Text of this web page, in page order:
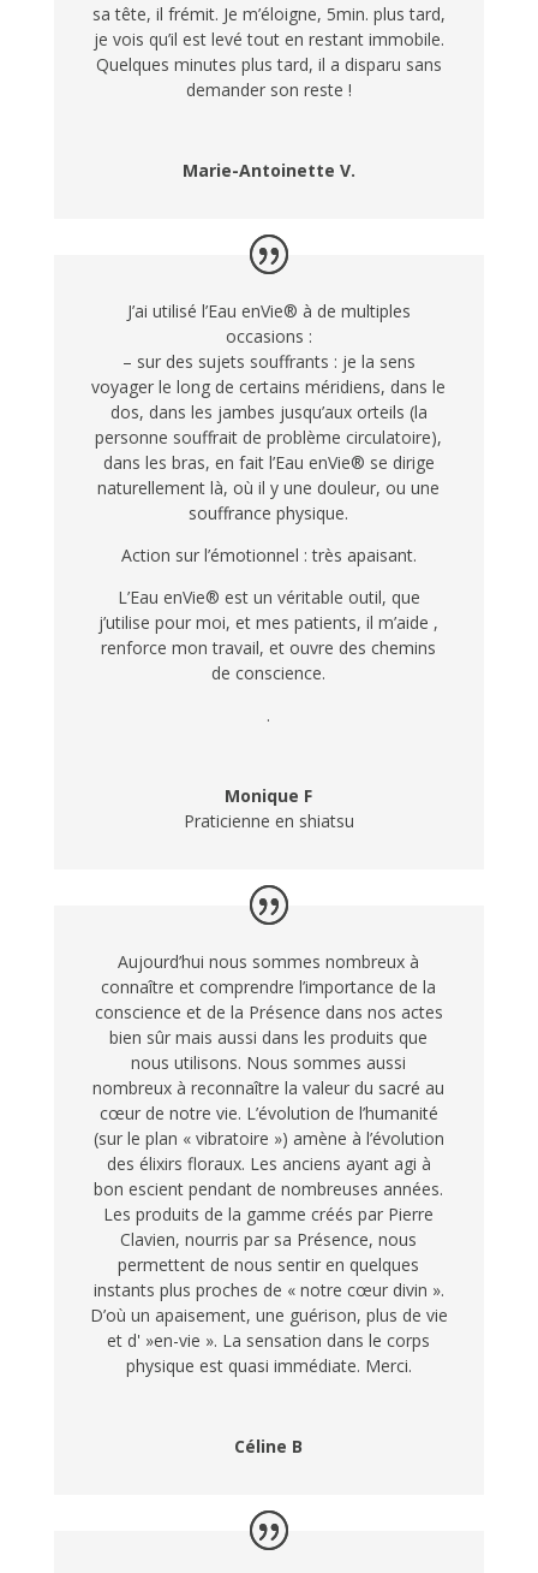
sa tête, il frémit. Je m’éloigne, 5min. plus tard,
je vois qu’il est levé tout en restant immobile.
Quelques minutes plus tard, il a disparu sans
demander son reste !
Marie-Antoinette V.
J’ai utilisé l’Eau enVie® à de multiples
occasions :
– sur des sujets souffrants : je la sens
voyager le long de certains méridiens, dans le
dos, dans les jambes jusqu’aux orteils (la
personne souffrait de problème circulatoire),
dans les bras, en fait l’Eau enVie® se dirige
naturellement là, où il y une douleur, ou une
souffrance physique.
Action sur l’émotionnel : très apaisant.
L’Eau enVie® est un véritable outil, que
j’utilise pour moi, et mes patients, il m’aide ,
renforce mon travail, et ouvre des chemins
de conscience.
.
Monique F
Praticienne en shiatsu
Aujourd’hui nous sommes nombreux à
connaître et comprendre l’importance de la
conscience et de la Présence dans nos actes
bien sûr mais aussi dans les produits que
nous utilisons. Nous sommes aussi
nombreux à reconnaître la valeur du sacré au
cœur de notre vie. L’évolution de l’humanité
(sur le plan « vibratoire ») amène à l’évolution
des élixirs floraux. Les anciens ayant agi à
bon escient pendant de nombreuses années.
Les produits de la gamme créés par Pierre
Clavien, nourris par sa Présence, nous
permettent de nous sentir en quelques
instants plus proches de « notre cœur divin ».
D’où un apaisement, une guérison, plus de vie
et d' »en-vie ». La sensation dans le corps
physique est quasi immédiate. Merci.
Céline B